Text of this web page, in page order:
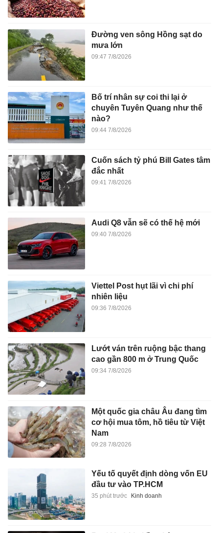
Đường ven sông Hồng sạt do
mưa lớn
09:47 7/8/2026
Bố trí nhân sự coi thi lại ở
chuyên Tuyên Quang như thế
nào?
09:44 7/8/2026
Cuốn sách tỷ phú Bill Gates tâm
đắc nhất
09:41 7/8/2026
Audi Q8 vẫn sẽ có thế hệ mới
09:40 7/8/2026
Viettel Post hụt lãi vì chi phí
nhiên liệu
09:36 7/8/2026
Lướt ván trên ruộng bậc thang
cao gần 800 m ở Trung Quốc
09:34 7/8/2026
Một quốc gia châu Âu đang tìm
cơ hội mua tôm, hồ tiêu từ Việt
Nam
09:28 7/8/2026
Yếu tố quyết định dòng vốn EU
đầu tư vào TP.HCM
35 phút trước Kinh doanh